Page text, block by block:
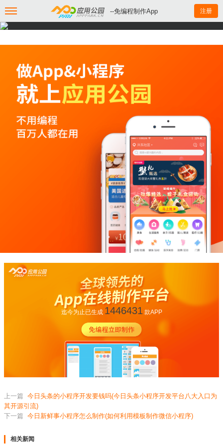
--免编程制作App 注册
迄今为止已生成 1446431款APP
上一篇 今日头条的小程序开发要钱吗(今日头条小程序开发平台八大入口为
其开源引流)
下一篇 今日新鲜事小程序怎么制作(如何利用模板制作微信小程序)
相关新闻